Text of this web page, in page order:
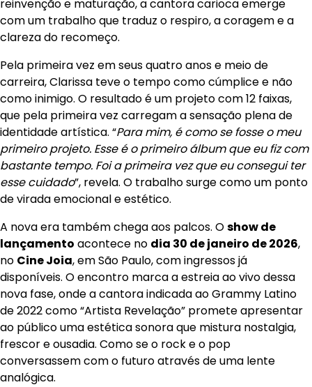
reinvenção e maturação, a cantora carioca emerge
com um trabalho que traduz o respiro, a coragem e a
clareza do recomeço.
Pela primeira vez em seus quatro anos e meio de
carreira, Clarissa teve o tempo como cúmplice e não
como inimigo. O resultado é um projeto com 12 faixas,
que pela primeira vez carregam a sensação plena de
identidade artística. “Para mim, é como se fosse o meu
primeiro projeto. Esse é o primeiro álbum que eu fiz com
bastante tempo. Foi a primeira vez que eu consegui ter
esse cuidado”, revela. O trabalho surge como um ponto
de virada emocional e estético.
A nova era também chega aos palcos. Oshow de
lançamento acontece no dia 30 de janeiro de 2026,
no Cine Joia, em São Paulo, com ingressos já
disponíveis. O encontro marca a estreia ao vivo dessa
nova fase, onde a cantora indicada ao Grammy Latino
de 2022 como “Artista Revelação” promete apresentar
ao público uma estética sonora que mistura nostalgia,
frescor e ousadia. Como se o rock e o pop
conversassem com o futuro através de uma lente
analógica.